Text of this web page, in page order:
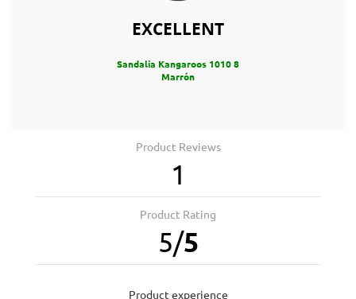
EXCELLENT
Sandalia Kangaroos 1010 8
Marrón
Product Reviews
1
Product Rating
5/5
product experience